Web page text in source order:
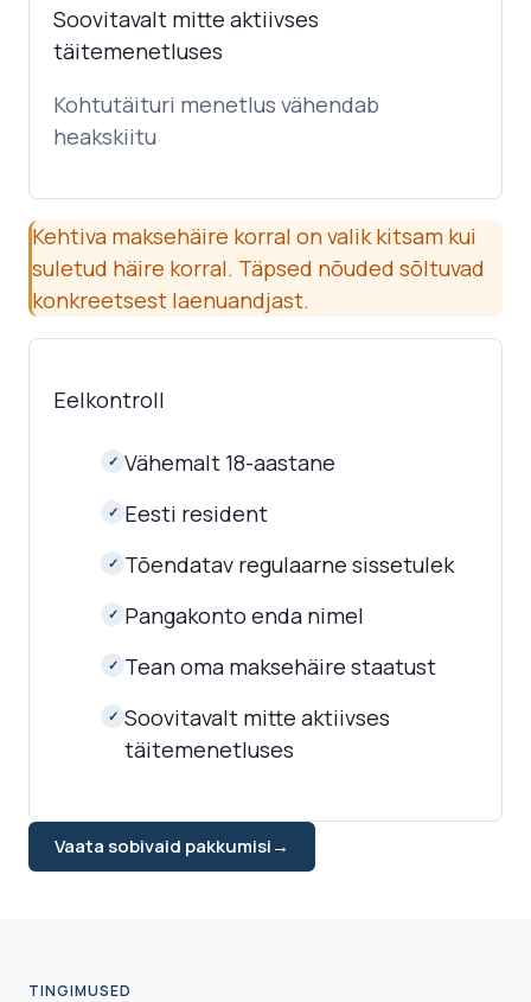
Soovitavalt mitte aktiivses
täitemenetluses
Kohtutäituri menetlus vähendab
heakskiitu
Kehtiva maksehäire korral on valik kitsam kui
suletud häire korral. Täpsed nõuded sõltuvad
konkreetsest laenuandjast.
Eelkontroll
✓ Vähemalt 18-aastane
✓ Eesti resident
✓ Tõendatav regulaarne sissetulek
✓ Pangakonto enda nimel
✓ Tean oma maksehäire staatust
✓ Soovitavalt mitte aktiivses
täitemenetluses
Vaata sobivaid pakkumisi→
TINGIMUSED